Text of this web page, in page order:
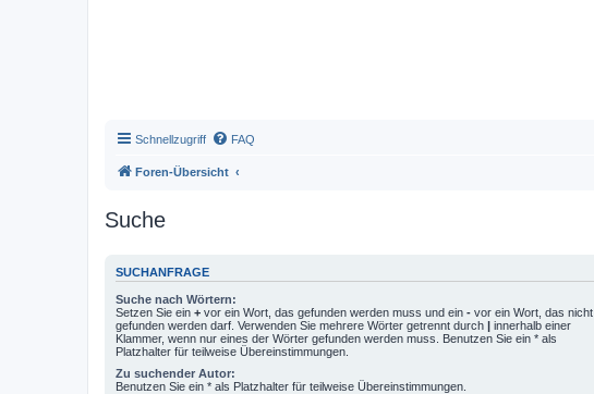
Schnellzugriff FAQ
Foren-Übersicht
Suche
SUCHANFRAGE
Suche nach Wörtern:
Setzen Sie ein + vor ein Wort, das gefunden werden muss und ein - vor ein Wort, das nicht
gefunden werden darf. Verwenden Sie mehrere Wörter getrennt durch | innerhalb einer
Klammer, wenn nur eines der Wörter gefunden werden muss. Benutzen Sie ein * als
Platzhalter für teilweise Übereinstimmungen.
Zu suchender Autor:
Benutzen Sie ein * als Platzhalter für teilweise Übereinstimmungen.